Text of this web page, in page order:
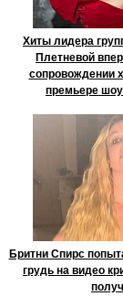
Хиты лидера
Плетневой
сопровождении
премьере
Бритни Спирс
грудь на видео